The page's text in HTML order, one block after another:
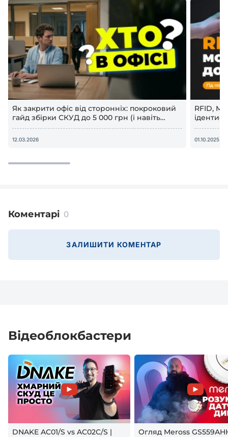
Як закрити офіс від сторонніх: покроковий
гайд збірки СКУД до 5 000 грн (і навіть
дешевше)
12.03.2026
RFID,
доступу?
01.10.2025
Коментарі 0
ЗАЛИШИТИ КОМЕНТАР
Відеоблокбастери
DNAKE AC01/S vs AC02C/S |
Огляд Meross